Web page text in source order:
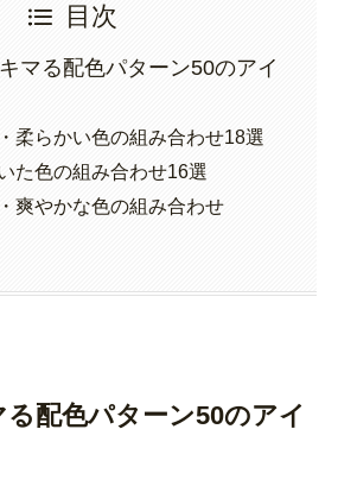
目次
マる配色パターン50のアイ
柔らかい色の組み合わせ18選
た色の組み合わせ16選
爽やかな色の組み合わせ
配色パターン50のアイ